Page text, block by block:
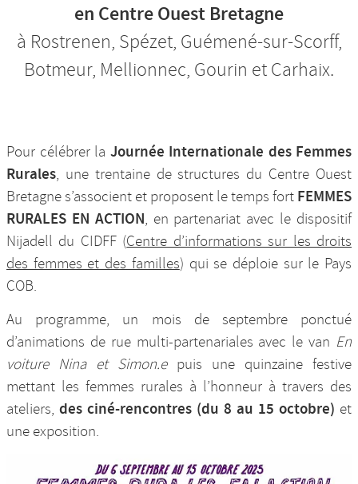
en Centre Ouest Bretagne
à Rostrenen, Spézet, Guémené-sur-Scorff,
Botmeur, Mellionnec, Gourin et Carhaix.
Pour célébrer la Journée Internationale des Femmes
Rurales, une trentaine de structures du Centre Ouest
Bretagne s’associent et proposent le temps fort FEMMES
RURALES EN ACTION, en partenariat avec le dispositif
Nijadell du CIDFF (Centre d’informations sur les droits
des femmes et des familles) qui se déploie sur le Pays
COB.
Au programme, un mois de septembre ponctué
d’animations de rue multi-partenariales avec le van En
voiture Nina et Simon.epuis une quinzaine festive
mettant les femmes rurales à l’honneur à travers des
ateliers, des ciné-rencontres (du 8 au 15 octobre) et
une exposition.